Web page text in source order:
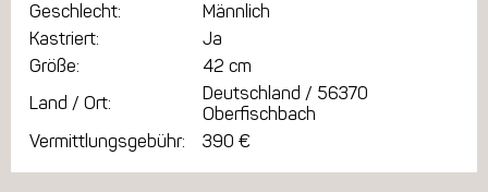
Geschlecht:
Männlich
Kastriert:
Ja
Größe:
42 cm
Land / Ort:
Deutschland / 56370
Oberfischbach
Vermittlungsgebühr:
390 €